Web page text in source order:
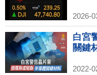
2026-
白宮
關鍵
2022-